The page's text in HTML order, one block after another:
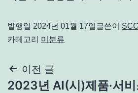
발행일 2024년 01월 17일글쓴이 SCC
카테고리 미분류
이전 글
2023년 AI(시)제품·서